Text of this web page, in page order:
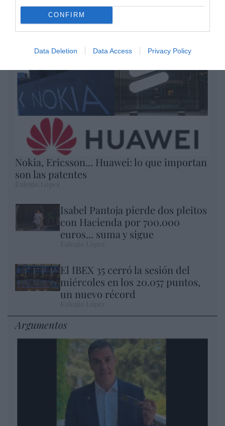
CONFIRM
Data Deletion Data Access Privacy Policy
Enormes minucias
Nokia, Ericsson... Huawei: lo que importan
son las patentes
Isabel Pantoja pierde dos pleitos
con Hacienda por 700.000
euros... suma y sigue
El IBEX 35 cerró la sesión del
miércoles en los 20.057 puntos,
un nuevo récord
Argumentos